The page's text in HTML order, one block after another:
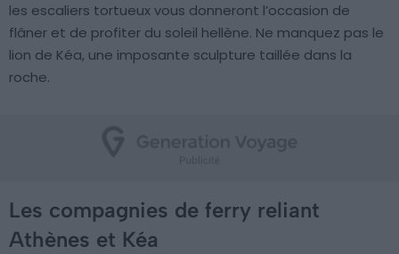
les escaliers tortueux vous donneront l’occasion de
flâner et de profiter du soleil hellène. Ne manquez pas le
lion de Kéa, une imposante sculpture taillée dans la
roche.
Les compagnies de ferry reliant
Athènes et Kéa